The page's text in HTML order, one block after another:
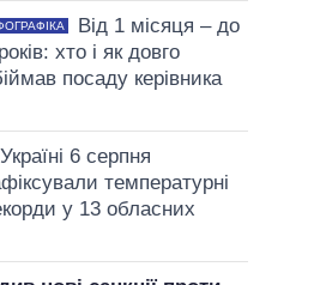
Від 1 місяця – до
хто і як довго
посаду керівника
6 серпня
температурні
у 13 обласних